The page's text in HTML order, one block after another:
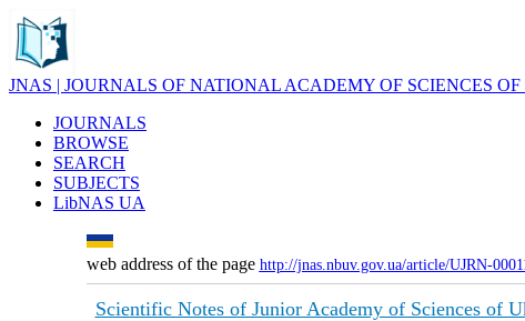
JNAS | JOURNALS OF NATIONAL ACADEMY OF SCIENCES
JOURNALS
BROWSE
SEARCH
SUBJECTS
LibNAS UA
web address of the page http://jnas.nbuv.gov.ua/article/UJRN-
Scientific Notes of Junior Academy of Sciences of